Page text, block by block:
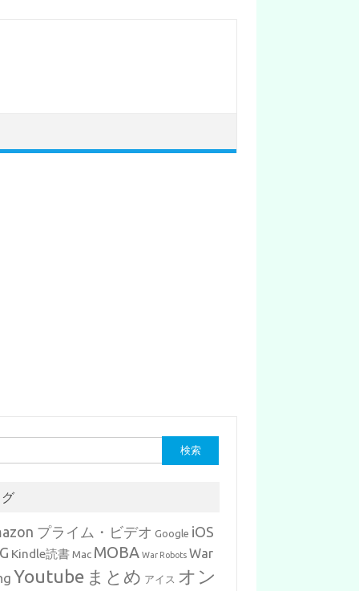
グ
プライム・ビデオ Google iOS
Kindle読書 Mac MOBA War Robots War
Youtube まとめ アイス オン